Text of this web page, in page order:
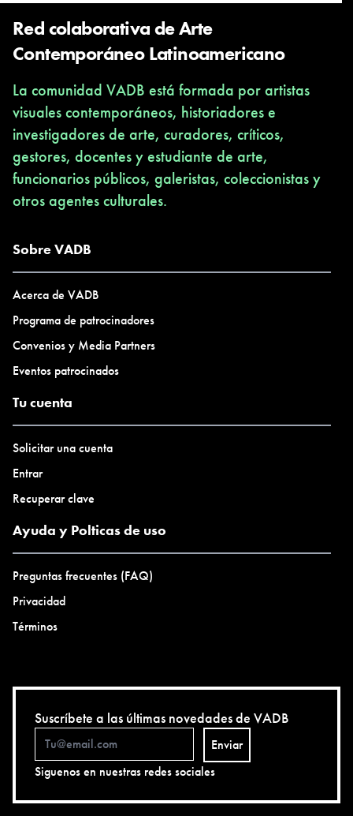
Red colaborativa de Arte
Contemporáneo Latinoamericano
La comunidad VADB está formada por artistas
visuales contemporáneos, historiadores e
investigadores de arte, curadores, críticos,
gestores, docentes y estudiante de arte,
funcionarios públicos, galeristas, coleccionistas y
otros agentes culturales.
Sobre VADB
Acerca de VADB
Programa de patrocinadores
Convenios y Media Partners
Eventos patrocinados
Tu cuenta
Solicitar una cuenta
Entrar
Recuperar clave
Ayuda y Polticas de uso
Preguntas frecuentes (FAQ)
Privacidad
Términos
Suscríbete a las últimas novedades de VADB
Enviar
Siguenos en nuestras redes sociales